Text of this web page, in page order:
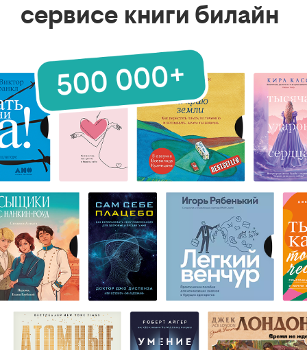
сервисе книги билайн